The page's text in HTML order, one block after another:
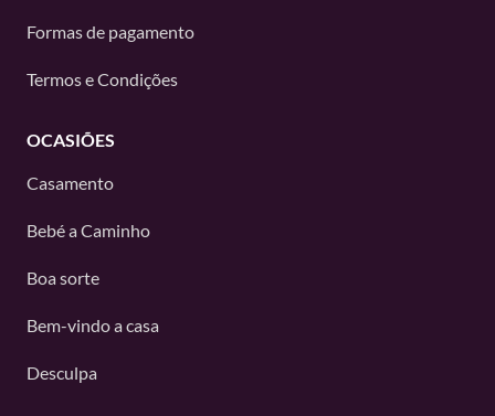
Formas de pagamento
Termos e Condições
OCASIÕES
Casamento
Bebé a Caminho
Boa sorte
Bem-vindo a casa
Desculpa